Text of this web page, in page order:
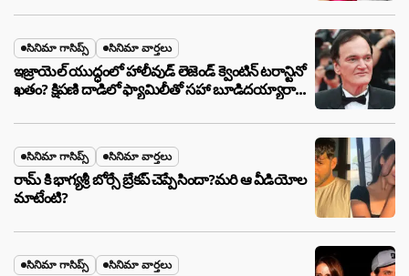
సినిమా గాసిప్స్ సినిమా వార్తలు
ఇజ్రాయెల్ యుద్ధంలో హాలీవుడ్ లెజెండ్ క్వెంటిన్ టరాన్టినో
ఖతం? క్షిపణి దాడిలో ఫ్యామిలీతో సహా బూడిదయ్యారా?
సినిమా గాసిప్స్ సినిమా వార్తలు
రామ్ కి భాగ్యశ్రీ బోర్సే బ్రేకప్ చెప్పేసిందా?మరి ఆ వీడియోల
మాటేంటి?
సినిమా గాసిప్స్ సినిమా వార్తలు